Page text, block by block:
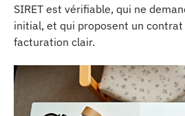
SIRET est vérifiable, qui ne
initial, et qui proposent un contrat
facturation clair.